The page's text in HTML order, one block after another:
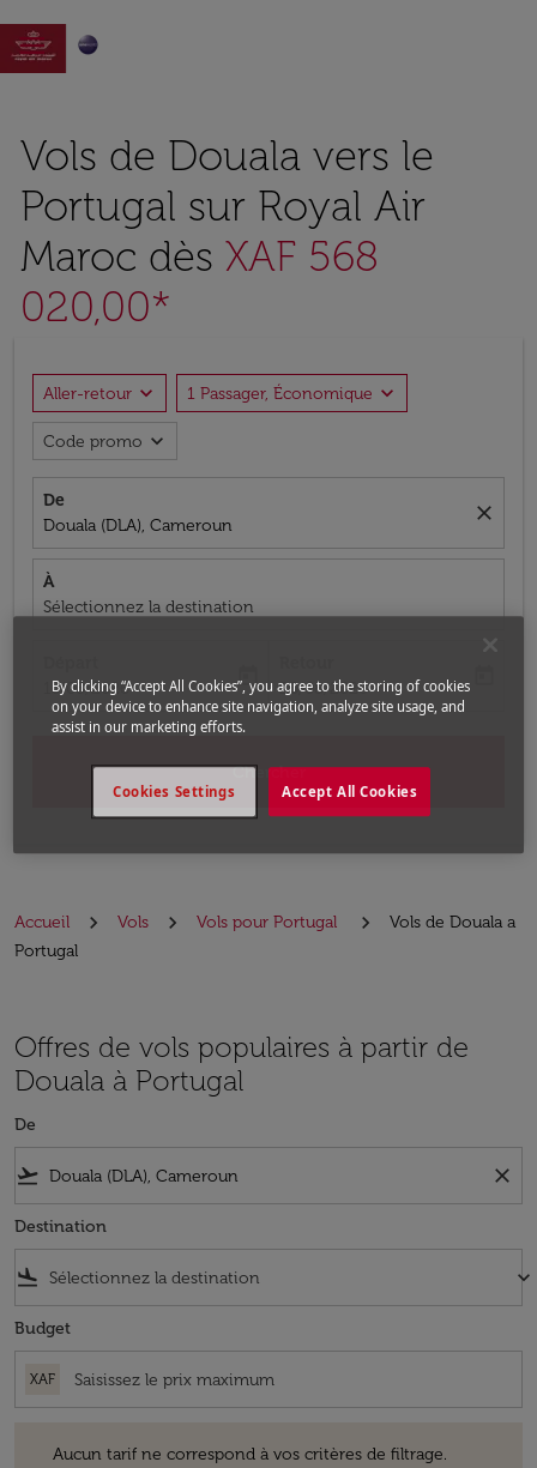

Vols de Douala vers le
Portugal sur Royal Air
Maroc dès XAF 568
020,00*
Aller-retour expand_more 1 Passager, Économique expand_more
Code promo expand_more
De
Douala (DLA), Cameroun
close
À
Sélectionnez la destination
fc-booking-departure-date-aria-label
13/08/2026
today
fc-booking-return-date-aria-label
20/08/2026
Chercher
Accueil Vols Vols pour Portugal
Vols de Douala a
Portugal
Offres de vols populaires à partir de
Douala à Portugal
De
flight_takeoff close
Destination
flight_land keyboard_arrow_down
Budget
XAF
Aucun tarif ne correspond à vos critères de filtrage.
By clicking “Accept All Cookies”, you agree to the storing of cookies
on your device to enhance site navigation, analyze site usage, and
assist in our marketing efforts.
Accept All Cookies
Cookies Settings